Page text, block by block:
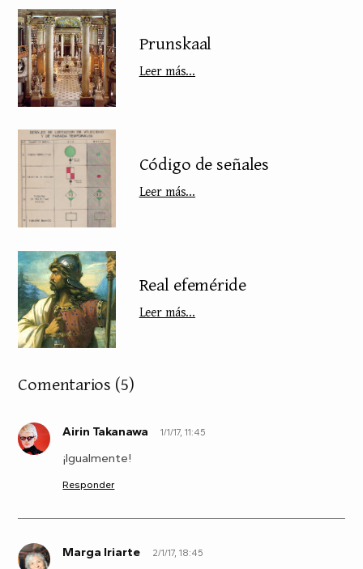
Prunskaal
Leer más...
Código de señales
Leer más...
Real efeméride
Leer más...
Comentarios (5)
A Airin Takanawa 1/1/17, 11:45
¡Igualmente!
Responder
M Marga Iriarte 2/1/17, 18:45